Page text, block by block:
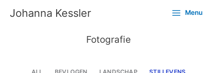
naarJohanna Kessler Menu
Fotografie